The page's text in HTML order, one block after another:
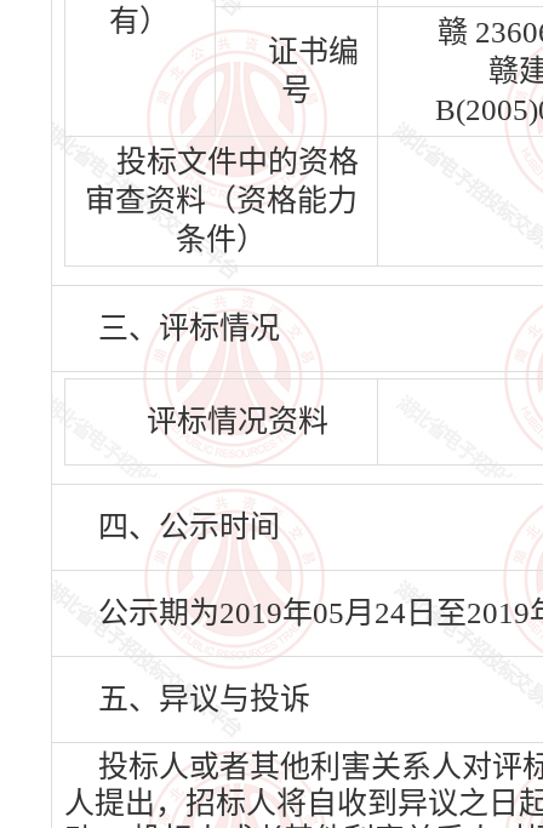
有）
证书编
号
赣
赣
投标文件中的资格
审查资料（资格能力
条件）
三、评标情况
评标情况资料
四、公示时间
公示期为2019年05月24日至
五、异议与投诉
投标人或者其他利害关系人对评
人提出，招标人将自收到异议之日